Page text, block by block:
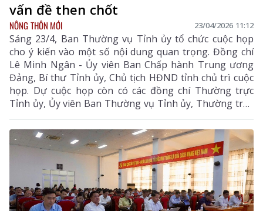
vấn đề then chốt
NÔNG THÔN MỚI 23/04/2026 11:12
Sáng 23/4, Ban Thường vụ Tỉnh ủy tổ chức cuộc họp
cho ý kiến vào một số nội dung quan trọng. Đồng chí
Lê Minh Ngân - Ủy viên Ban Chấp hành Trung ương
Đảng, Bí thư Tỉnh ủy, Chủ tịch HĐND tỉnh chủ trì cuộc
họp. Dự cuộc họp còn có các đồng chí Thường trực
Tỉnh ủy, Ủy viên Ban Thường vụ Tỉnh ủy, Thường trực
Đảng ủy UBND tỉnh; đại diện các Ban Đảng Trung
ương theo dõi tỉnh; lãnh đạo một số sở ngành, tỉnh.